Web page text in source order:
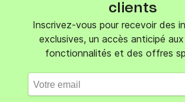
clients
Inscrivez-vous pour recevoir des
exclusives, un accès anticipé
fonctionnalités et des offres